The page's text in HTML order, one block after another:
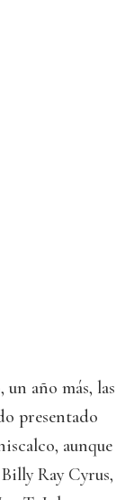
año más, las
presentado
aunque
Ray Cyrus,